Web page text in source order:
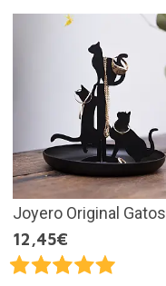
Joyero Original Gatos
12,45€